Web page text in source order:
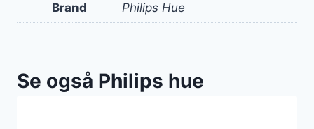
Brand Philips Hue
Se også Philips hue